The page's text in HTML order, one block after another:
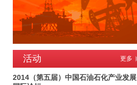
活动 更多
2014（第五届）中国石油石化产业发展